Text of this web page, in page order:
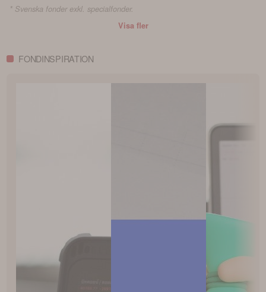
* Svenska fonder exkl. specialfonder.
Visa fler
FONDINSPIRATION